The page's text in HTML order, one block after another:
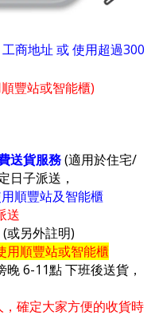
商地址 或 使用超過300
豐站或智能櫃)
送貨服務(適用於住宅/
日子派送，
順豐站及智能櫃
送
或另外註明)
用順豐站或智能櫃
6-11點 下班後送貨，
確定大家方便的收貨時